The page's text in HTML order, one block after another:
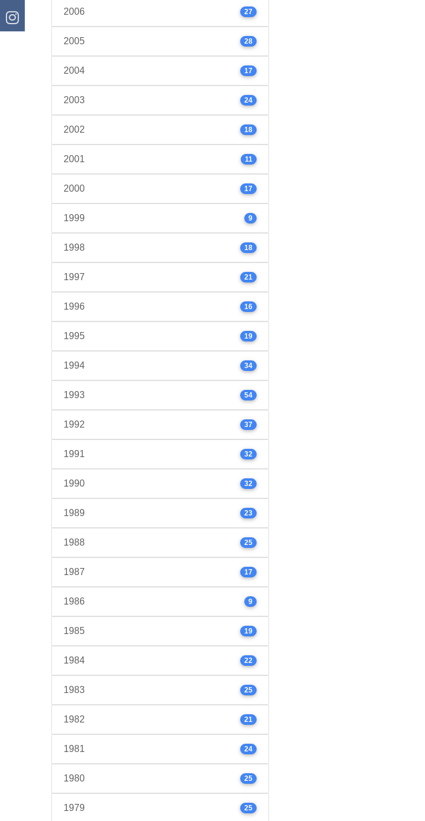
2006 27
2005 28
2004 17
2003 24
2002 18
2001 11
2000 17
1999 9
1998 18
1997 21
1996 16
1995 19
1994 34
1993 54
1992 37
1991 32
1990 32
1989 23
1988 25
1987 17
1986 9
1985 19
1984 22
1983 25
1982 21
1981 24
1980 25
1979 25